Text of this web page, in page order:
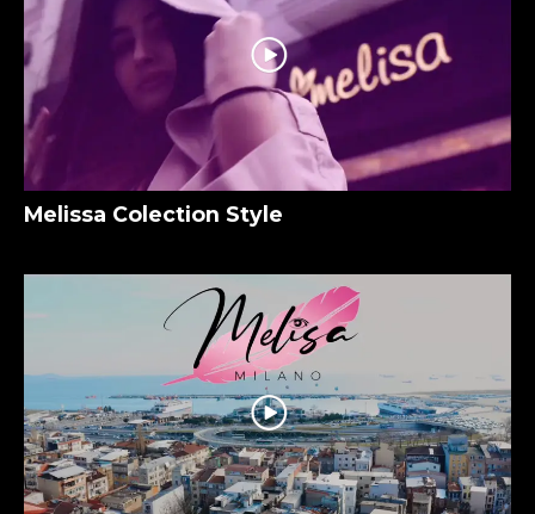
Melissa Colection Style